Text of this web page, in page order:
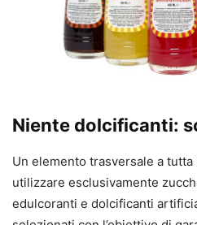
Niente dolcificanti:
Un elemento trasversale a tutta
utilizzare esclusivamente
edulcoranti e dolcificanti